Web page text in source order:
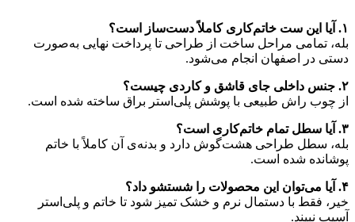
۱. آیا این ست خاتم‌کاری کاملاً دست‌ساز است؟
بله، تمامی مراحل ساخت از طراحی تا پرداخت نهایی به‌صورت
دستی در اصفهان انجام می‌شود.
۲. جنس داخلی جای قاشق و کاردی چیست؟
از چوب راش طبیعی با پوشش پلی‌استر براق ساخته شده است.
۳. آیا سطل تمام خاتم‌کاری است؟
بله، سطل طراحی هشت‌گوش دارد و بدنه‌ی آن کاملاً با خاتم
پوشانده شده است.
۴. آیا می‌توان این محصولات را شستشو داد؟
خیر، فقط با دستمال نرم و خشک تمیز شود تا خاتم و پلی‌استر
آسیب نبیند.